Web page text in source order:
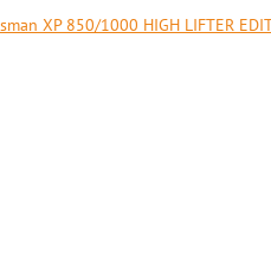
XP 850/1000 HIGH LIFTER